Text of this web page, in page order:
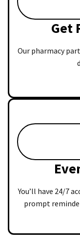
Get
Our pharmacy
You’ll have 24/7
prompt